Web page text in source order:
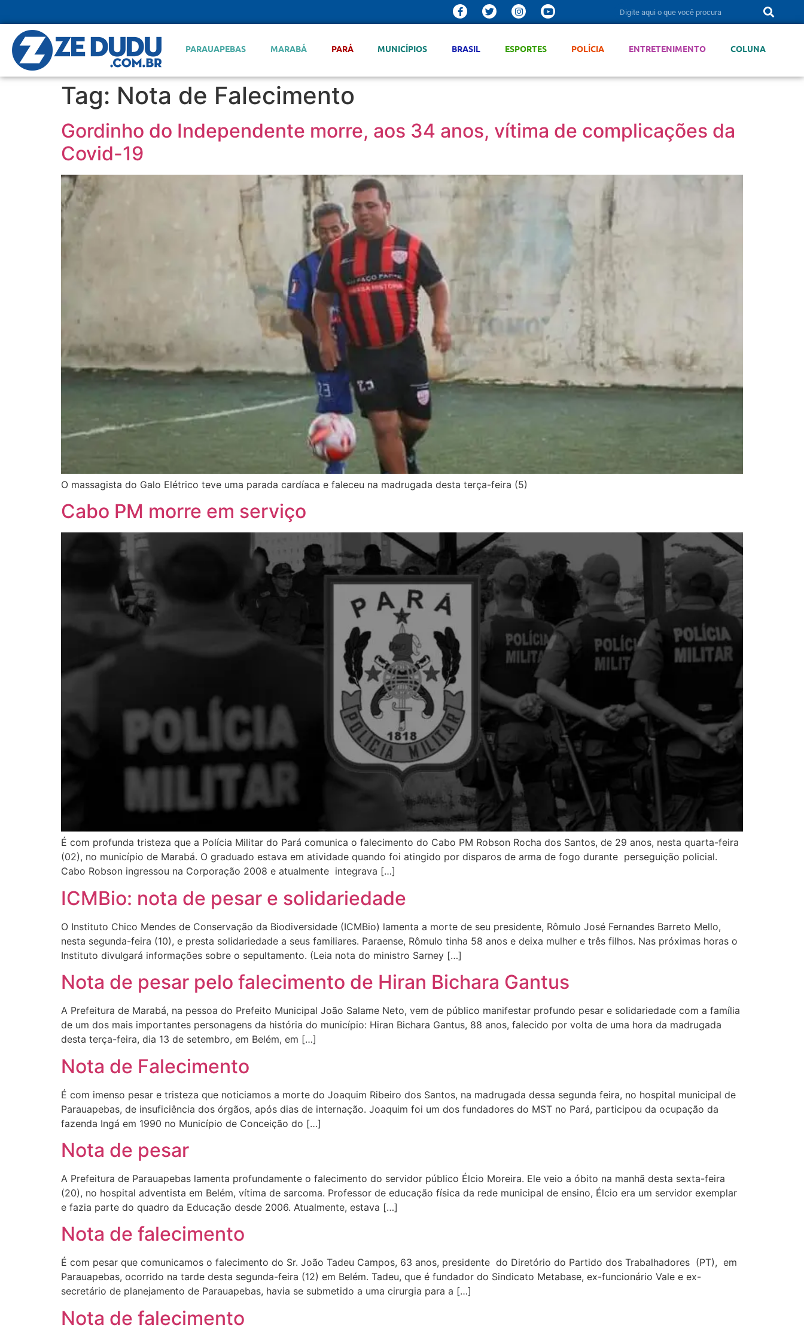
PARAUAPEBAS MARABÁ PARÁ MUNICÍPIOS BRASIL ESPORTES POLÍCIA ENTRETENIMENTO COLUNA
Tag: Nota de Falecimento
Gordinho do Independente morre, aos 34 anos, vítima de complicações da
Covid-19
O massagista do Galo Elétrico teve uma parada cardíaca e faleceu na madrugada desta terça-feira (5)
Cabo PM morre em serviço
É com profunda tristeza que a Polícia Militar do Pará comunica o falecimento do Cabo PM Robson Rocha dos Santos, de 29 anos, nesta quarta-feira
(02), no município de Marabá. O graduado estava em atividade quando foi atingido por disparos de arma de fogo durante perseguição policial.
Cabo Robson ingressou na Corporação 2008 e atualmente integrava […]
ICMBio: nota de pesar e solidariedade
O Instituto Chico Mendes de Conservação da Biodiversidade (ICMBio) lamenta a morte de seu presidente, Rômulo José Fernandes Barreto Mello,
nesta segunda-feira (10), e presta solidariedade a seus familiares. Paraense, Rômulo tinha 58 anos e deixa mulher e três filhos. Nas próximas horas o
Instituto divulgará informações sobre o sepultamento. (Leia nota do ministro Sarney […]
Nota de pesar pelo falecimento de Hiran Bichara Gantus
A Prefeitura de Marabá, na pessoa do Prefeito Municipal João Salame Neto, vem de público manifestar profundo pesar e solidariedade com a família
de um dos mais importantes personagens da história do município: Hiran Bichara Gantus, 88 anos, falecido por volta de uma hora da madrugada
desta terça-feira, dia 13 de setembro, em Belém, em […]
Nota de Falecimento
É com imenso pesar e tristeza que noticiamos a morte do Joaquim Ribeiro dos Santos, na madrugada dessa segunda feira, no hospital municipal de
Parauapebas, de insuficiência dos órgãos, após dias de internação. Joaquim foi um dos fundadores do MST no Pará, participou da ocupação da
fazenda Ingá em 1990 no Município de Conceição do […]
Nota de pesar
A Prefeitura de Parauapebas lamenta profundamente o falecimento do servidor público Élcio Moreira. Ele veio a óbito na manhã desta sexta-feira
(20), no hospital adventista em Belém, vítima de sarcoma. Professor de educação física da rede municipal de ensino, Élcio era um servidor exemplar
e fazia parte do quadro da Educação desde 2006. Atualmente, estava […]
Nota de falecimento
É com pesar que comunicamos o falecimento do Sr. João Tadeu Campos, 63 anos, presidente do Diretório do Partido dos Trabalhadores (PT), em
Parauapebas, ocorrido na tarde desta segunda-feira (12) em Belém. Tadeu, que é fundador do Sindicato Metabase, ex-funcionário Vale e ex-
secretário de planejamento de Parauapebas, havia se submetido a uma cirurgia para a […]
Nota de falecimento